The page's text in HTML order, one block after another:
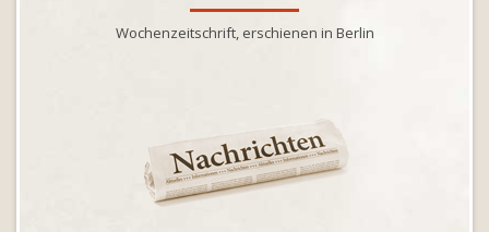
Wochenzeitschrift, erschienen in Berlin